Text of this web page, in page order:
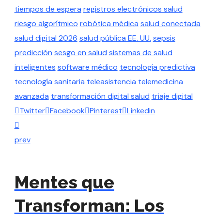
tiempos de espera registros electrónicos salud
riesgo algorítmico robótica médica salud conectada
salud digital 2026 salud pública EE. UU. sepsis
predicción sesgo en salud sistemas de salud
inteligentes software médico tecnología predictiva
tecnología sanitaria teleasistencia telemedicina
avanzada transformación digital salud triaje digital
Twitter Facebook Pinterest Linkedin
prev
Mentes que
Transforman: Los